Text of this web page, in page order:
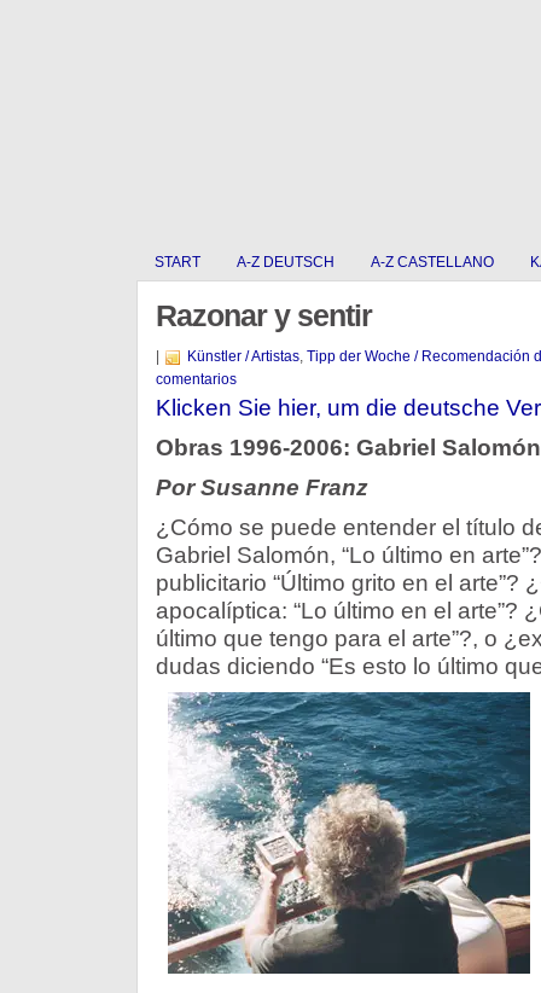
START A-Z DEUTSCH A-Z CASTELLANO
Razonar y sentir
Künstler / Artistas, Tipp der Woche / Recomendación
comentarios
Klicken Sie hier, um die deutsche
Obras 1996-2006: Gabriel
Por Susanne Franz
¿Cómo se puede entender el título
Gabriel Salomón, “Lo último en
publicitario “Último grito en el arte”?
apocalíptica: “Lo último en el arte”?
último que tengo para el arte”?, o
dudas diciendo “Es esto lo último